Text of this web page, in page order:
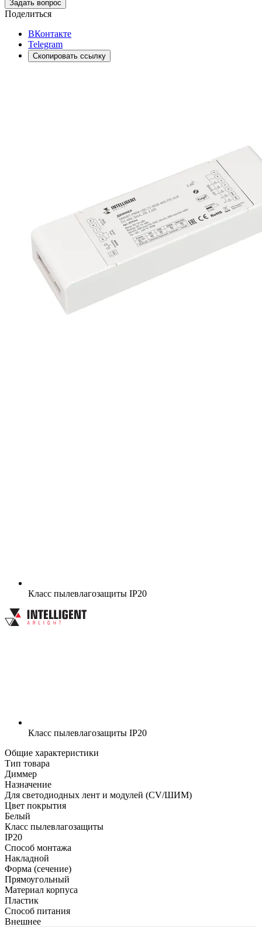
Задать вопрос
Поделиться
ВКонтакте
Telegram
Скопировать ссылку
Класс пылевлагозащиты IP20
Класс пылевлагозащиты IP20
Общие характеристики
Тип товара
Диммер
Назначение
Для светодиодных лент и модулей (CV/ШИМ)
Цвет покрытия
Белый
Класс пылевлагозащиты
IP20
Способ монтажа
Накладной
Форма (сечение)
Прямоугольный
Материал корпуса
Пластик
Способ питания
Внешнее